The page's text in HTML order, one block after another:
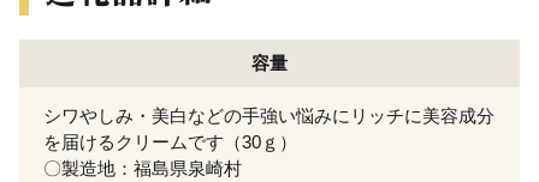
容量
シワやしみ・美白などの手強い悩みにリッチに美容成分
を届けるクリームです（30ｇ）
〇製造地：福島県泉崎村